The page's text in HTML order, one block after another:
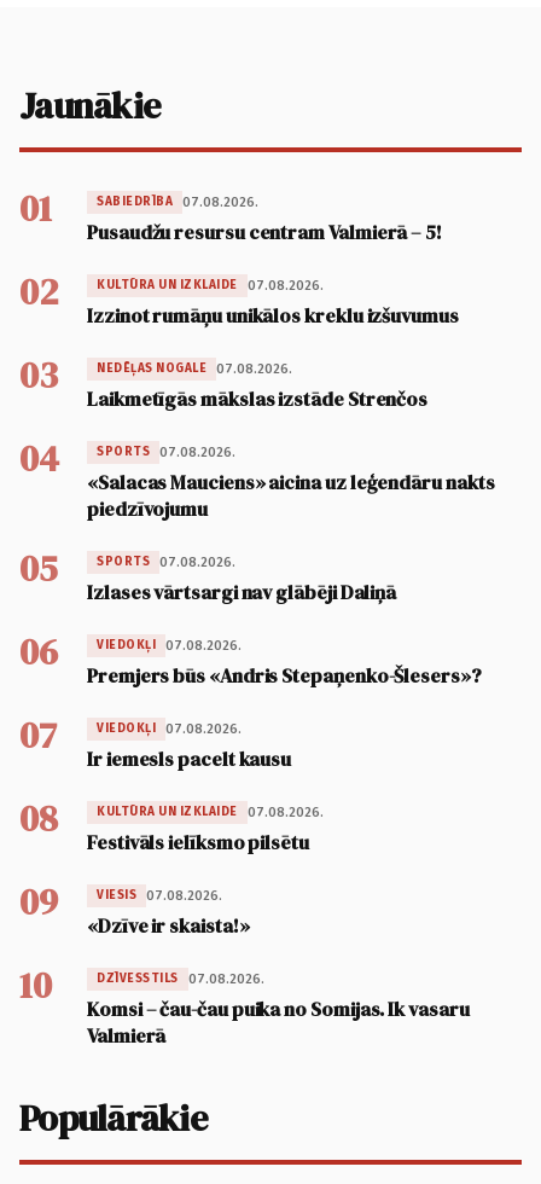
Jaunākie
01 SABIEDRĪBA 07.08.2026.
Pusaudžu resursu centram Valmierā – 5!
02 KULTŪRA UN IZKLAIDE 07.08.2026.
Izzinot rumāņu unikālos kreklu izšuvumus
03 NEDĒĻAS NOGALE 07.08.2026.
Laikmetīgās mākslas izstāde Strenčos
04 SPORTS 07.08.2026.
«Salacas Mauciens» aicina uz leģendāru nakts
piedzīvojumu
05 SPORTS 07.08.2026.
Izlases vārtsargi nav glābēji Daliņā
06 VIEDOKĻI 07.08.2026.
Premjers būs «Andris Stepaņenko-Šlesers»?
07 VIEDOKĻI 07.08.2026.
Ir iemesls pacelt kausu
08 KULTŪRA UN IZKLAIDE 07.08.2026.
Festivāls ielīksmo pilsētu
09 VIESIS 07.08.2026.
«Dzīve ir skaista!»
10 DZĪVESSTILS 07.08.2026.
Komsi – čau-čau puika no Somijas. Ik vasaru
Valmierā
Populārākie